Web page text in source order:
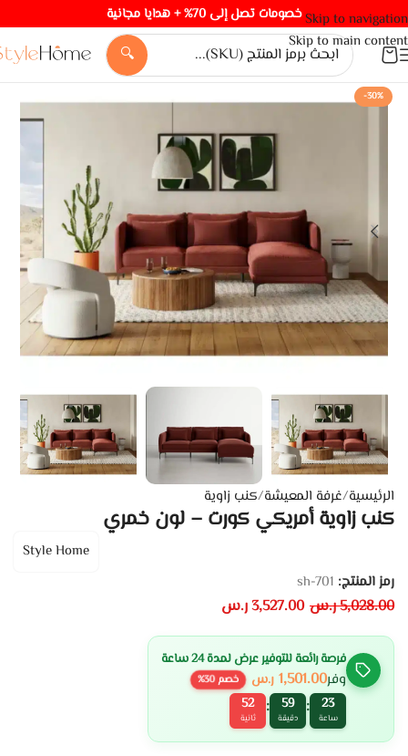
Skip to navigation
Skip to main content
خصومات تصل إلى 70% + هدايا مجانية
🔍
-30%
الرئيسية/غرفة المعيشة/كنب زاوية
كنب زاوية أمريكي كورت – لون خمري
Style Home
رمز المنتج: sh-701
5,028.00ر.س 3,527.00ر.س
فرصة رائعة للتوفير عرض لمدة 24 ساعة
وفر1,501.00 ر.س خصم30
%
23
ساعة :
59
دقيقة :
51
ثانية